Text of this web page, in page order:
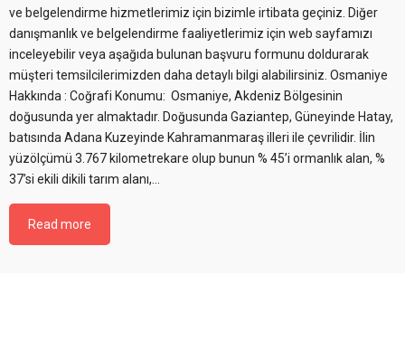
ve belgelendirme hizmetlerimiz için bizimle irtibata geçiniz. Diğer
danışmanlık ve belgelendirme faaliyetlerimiz için web sayfamızı
inceleyebilir veya aşağıda bulunan başvuru formunu doldurarak
müşteri temsilcilerimizden daha detaylı bilgi alabilirsiniz. Osmaniye
Hakkında : Coğrafi Konumu: Osmaniye, Akdeniz Bölgesinin
doğusunda yer almaktadır. Doğusunda Gaziantep, Güneyinde Hatay,
batısında Adana Kuzeyinde Kahramanmaraş illeri ile çevrilidir. İlin
yüzölçümü 3.767 kilometrekare olup bunun % 45’i ormanlık alan, %
37’si ekili dikili tarım alanı,…
Read more